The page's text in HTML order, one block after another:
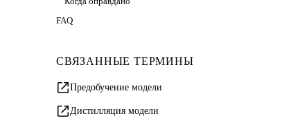
FAQ
СВЯЗАННЫЕ ТЕРМИНЫ
Предобучение модели
Дистилляция модели